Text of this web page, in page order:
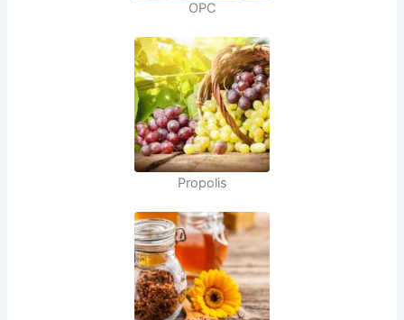
OPC
Propolis